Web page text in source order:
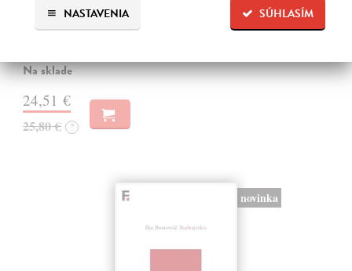
SÚHLASÍM
NASTAVENIA
Rovné šance, efektivní reformy a prosperita širší společnosti jako lék
na politickou strnulost Česko si udržuje spoustu drahých
Na sklade
24,51 €
25,80 € ?
novinka